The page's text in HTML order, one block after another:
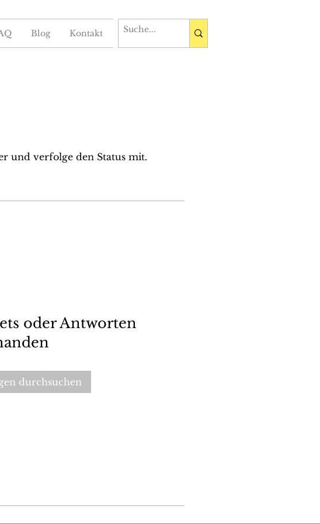
Blog Kontakt
und verfolge den Status mit.
oder Antworten
durchsuchen